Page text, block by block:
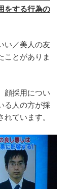
をする行為の
い／美人の友
ことがありま
顔採用につい
る人の方が採
ています。